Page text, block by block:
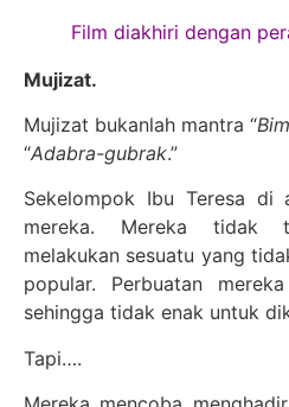
Film diakhiri dengan
Mujizat.
Mujizat bukanlah mantra “
“Adabra-gubrak.”
Sekelompok Ibu Teresa di
mereka. Mereka tidak
melakukan sesuatu yang
popular. Perbuatan
sehingga tidak enak untuk
Tapi….